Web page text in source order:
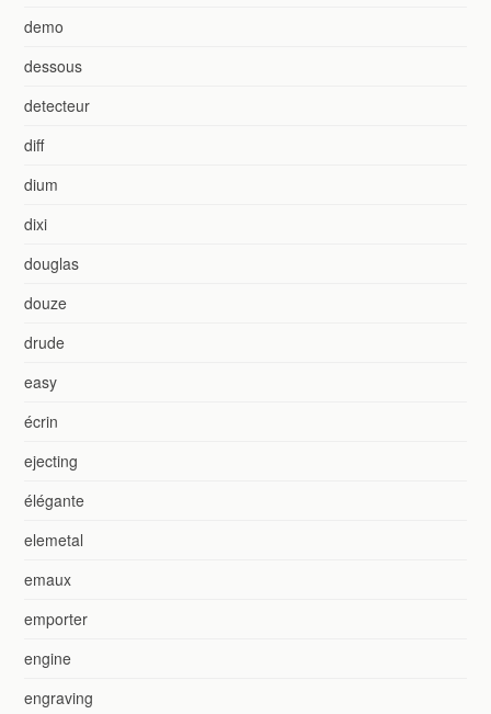
demo
dessous
detecteur
diff
dium
dixi
douglas
douze
drude
easy
écrin
ejecting
élégante
elemetal
emaux
emporter
engine
engraving